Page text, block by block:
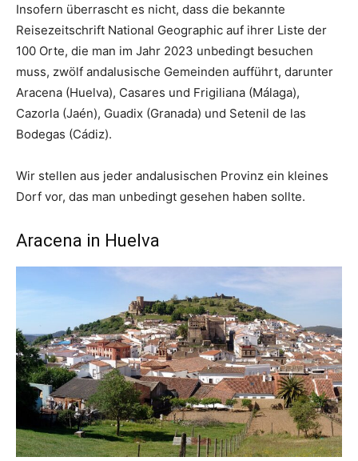
Insofern überrascht es nicht, dass die bekannte
Reisezeitschrift National Geographic auf ihrer Liste der
100 Orte, die man im Jahr 2023 unbedingt besuchen
muss, zwölf andalusische Gemeinden aufführt, darunter
Aracena (Huelva), Casares und Frigiliana (Málaga),
Cazorla (Jaén), Guadix (Granada) und Setenil de las
Bodegas (Cádiz).
Wir stellen aus jeder andalusischen Provinz ein kleines
Dorf vor, das man unbedingt gesehen haben sollte.
Aracena in Huelva